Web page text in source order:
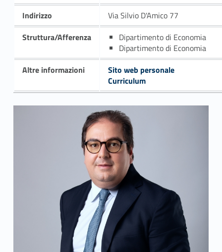
Indirizzo
Via Silvio D'Amico 77
Struttura/Afferenza
Dipartimento di Economia
Dipartimento di Economia
Altre informazioni
Sito web personale
Curriculum